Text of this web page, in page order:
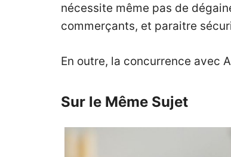
nécessite même pas de
commerçants, et paraitre
En outre, la concurrence avec
Sur le Même Sujet